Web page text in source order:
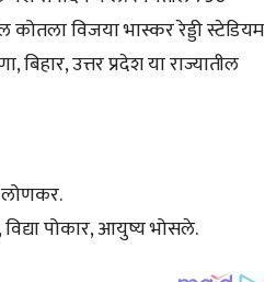
विजया भास्कर रेड्डी स्टेडियम
उत्तर प्रदेश या राज्यातील
लोणकर.
पोकार, आयुष्य भोसले.